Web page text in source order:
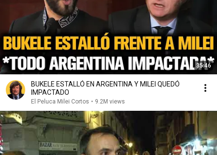
35:46
BUKELE ESTALLÓ EN ARGENTINA Y MILEI QUEDÓ
IMPACTADO
El Peluca Milei Cortos • 9.2M views